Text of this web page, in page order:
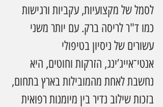
לסמל של מקצועיות, עקביות ורגישות
כמו ד"ר לריסה ברק. עם יותר משני
עשורים של ניסיון בטיפולי
אנטי־אייג’ינג, הזרקות וחוטים, היא
נחשבת לאחת מהמובילות בארץ בתחום,
בזכות שילוב נדיר בין מיומנות רפואית